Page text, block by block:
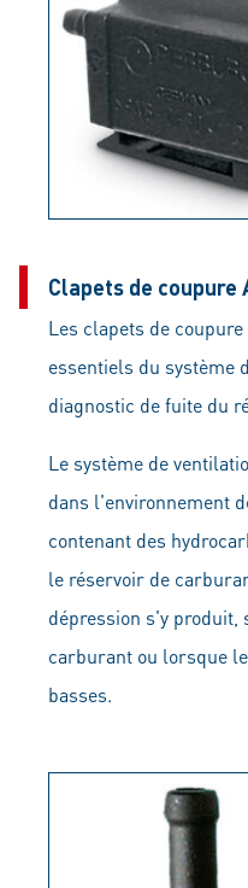
Clapets de
Les clapets de
essentiels du système
diagnostic de fuite du
Le système de
dans l'environnement
contenant des
le réservoir de
dépression s'y produit,
carburant ou lorsque
basses.